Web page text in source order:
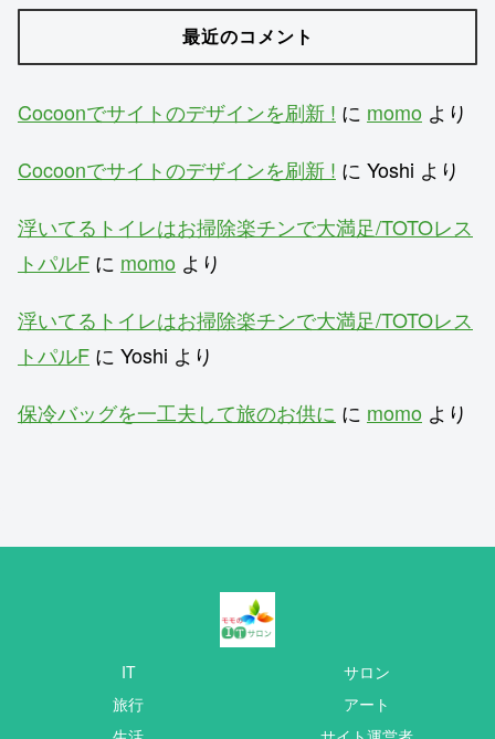
最近のコメント
Cocoonでサイトのデザインを刷新 ! に momo より
Cocoonでサイトのデザインを刷新 ! に Yoshi より
浮いてるトイレはお掃除楽チンで大満足/TOTOレス
トパルF に momo より
浮いてるトイレはお掃除楽チンで大満足/TOTOレス
トパルF に Yoshi より
保冷バッグを一工夫して旅のお供に に momo より
IT
サロン
旅行
アート